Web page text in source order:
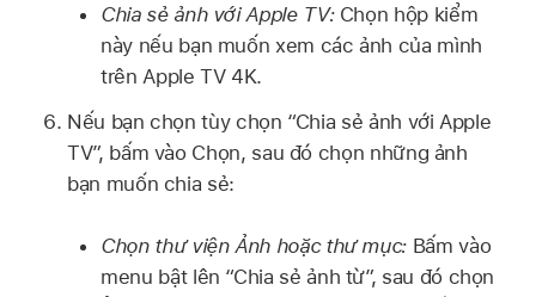
Chia sẻ ảnh với Apple TV:Chọn hộp kiểm
này nếu bạn muốn xem các ảnh của mình
trên Apple TV 4K.
Nếu bạn chọn tùy chọn “Chia sẻ ảnh với Apple
TV”, bấm vào Chọn, sau đó chọn những ảnh
bạn muốn chia sẻ:
Chọn thư viện Ảnh hoặc thư mục: Bấm vào
menu bật lên “Chia sẻ ảnh từ”, sau đó chọn